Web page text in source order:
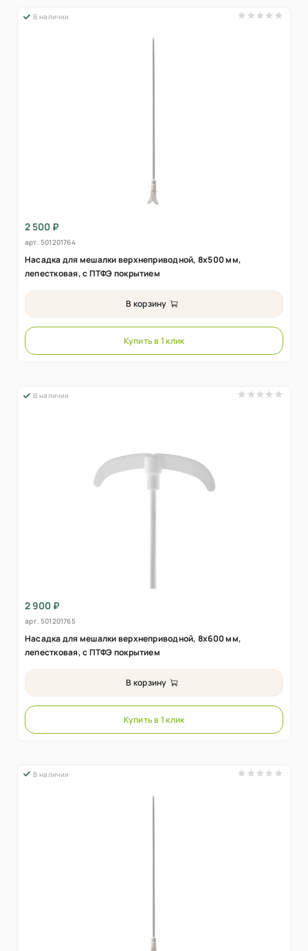
В наличии
2 500 ₽
арт. 501201764
Насадка для мешалки верхнеприводной, 8х500 мм,
лепестковая, с ПТФЭ покрытием
В корзину
Купить в 1 клик
В наличии
2 900 ₽
арт. 501201765
Насадка для мешалки верхнеприводной, 8х600 мм,
лепестковая, с ПТФЭ покрытием
В корзину
Купить в 1 клик
В наличии